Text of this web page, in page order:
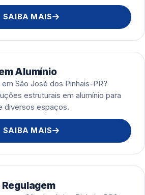
SAIBA MAIS
Alumínio
São José dos Pinhais-PR?
estruturais em alumínio para
diversos espaços.
SAIBA MAIS